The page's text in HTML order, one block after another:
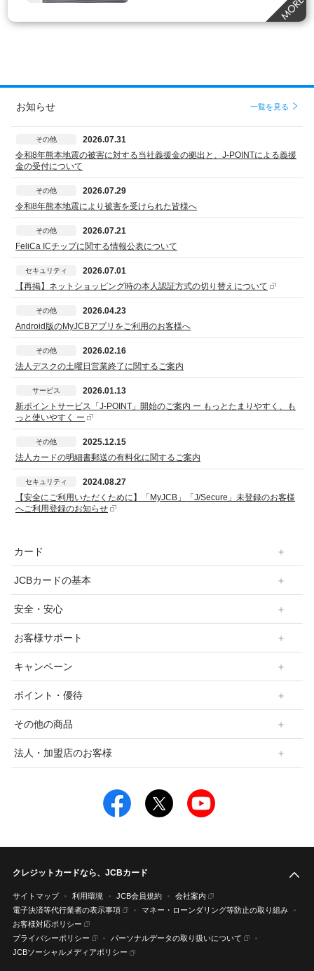
お知らせ 一覧を見る
その他
2026.07.31
令和8年熊本地震の被害に対する当社義援金の拠出と、J-POINTによる義援
金の受付について
その他
2026.07.29
令和8年熊本地震により被害を受けられた皆様へ
その他
2026.07.21
FeliCa ICチップに関する情報公表について
セキュリティ
2026.07.01
【再掲】ネットショッピング時の本人認証方式の切り替えについて
その他
2026.04.23
Android版のMyJCBアプリをご利用のお客様へ
その他
2026.02.16
法人デスクの土曜日営業終了に関するご案内
サービス
2026.01.13
新ポイントサービス「J-POINT」開始のご案内 ー もっとたまりやすく、も
っと使いやすく ー
その他
2025.12.15
法人カードの明細書郵送の有料化に関するご案内
セキュリティ
2024.08.27
【安全にご利用いただくために】「MyJCB」「J/Secure」未登録のお客様
へご利用登録のお知らせ
カード
JCBカードの基本
安全・安心
お客様サポート
キャンペーン
ポイント・優待
その他の商品
法人・加盟店のお客様
クレジットカードなら、JCBカード
サイトマップ 利用環境 JCB会員規約
会社案内
電子決済等代行業者の表示事項
マネー・ローンダリング等防止の取り組み
お客様対応ポリシー
プライバシーポリシー
パーソナルデータの取り扱いについて
JCBソーシャルメディアポリシー